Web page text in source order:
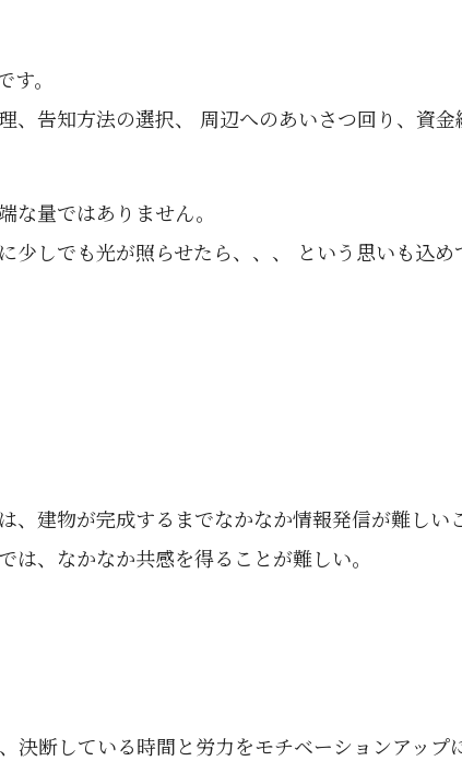
。
、告知方法の選択、 周辺へのあいさつ回り、資
な量ではありません。
少しでも光が照らせたら、、、 という思いも込
、建物が完成するまでなかなか情報発信が難しい
は、なかなか共感を得ることが難しい。
決断している時間と労力をモチベーションアップ